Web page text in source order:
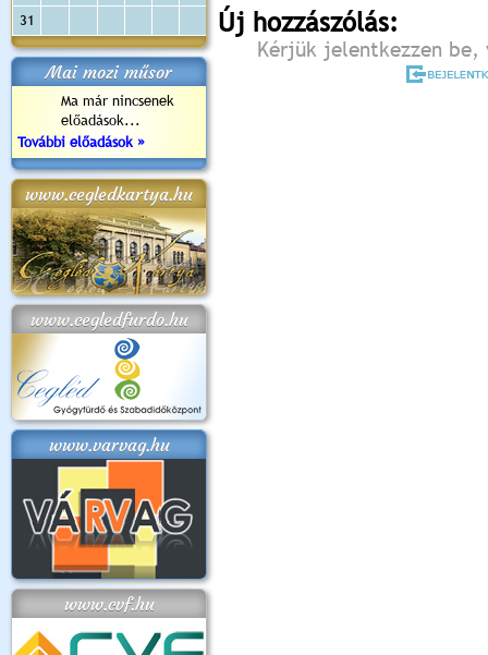
31
Mai mozi műsor
Ma már nincsenek
előadások...
További előadások »
www.cegledkartya.hu
www.cegledfurdo.hu
www.varvag.hu
www.cvf.hu
Új hozzászólás:
Kérjük jelentkezzen be,